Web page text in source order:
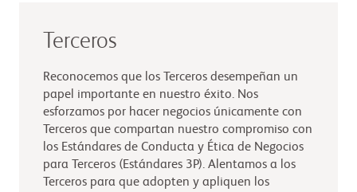
Terceros
Reconocemos que los Terceros desempeñan un
papel importante en nuestro éxito. Nos
esforzamos por hacer negocios únicamente con
Terceros que compartan nuestro compromiso con
los Estándares de Conducta y Ética de Negocios
para Terceros (Estándares 3P). Alentamos a los
Terceros para que adopten y apliquen los